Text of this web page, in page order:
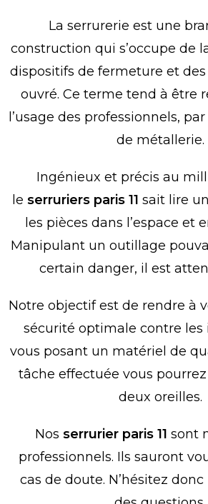
La serrurerie est une
construction qui s’occupe de
dispositifs de fermeture et
ouvré. Ce terme tend à être
l’usage des professionnels,
de métallerie.
Ingénieux et précis au
le serruriers paris 11 sait lire
les pièces dans l’espace et
Manipulant un outillage
certain danger, il est
Notre objectif est de rendre à
sécurité optimale contre les
vous posant un matériel de
tâche effectuée vous
deux oreilles.
Nos serrurier paris 11 sont
professionnels. Ils sauront
cas de doute. N’hésitez